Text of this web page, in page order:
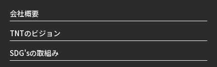
会社概要
TNTのビジョン
SDG'sの取組み